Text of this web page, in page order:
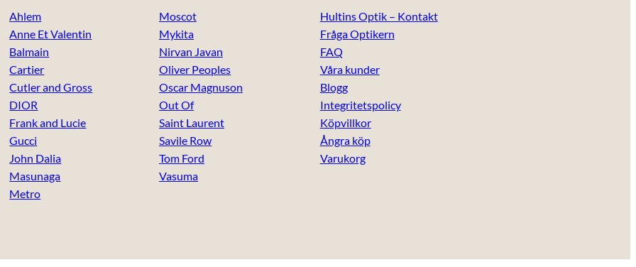
Ahlem
Anne Et Valentin
Balmain
Cartier
Cutler and Gross
DIOR
Frank and Lucie
Gucci
John Dalia
Masunaga
Metro
Moscot
Mykita
Nirvan Javan
Oliver Peoples
Oscar Magnuson
Out Of
Saint Laurent
Savile Row
Tom Ford
Vasuma
Hultins Optik – Kontakt
Fråga Optikern
FAQ
Våra kunder
Blogg
Integritetspolicy
Köpvillkor
Ångra köp
Varukorg